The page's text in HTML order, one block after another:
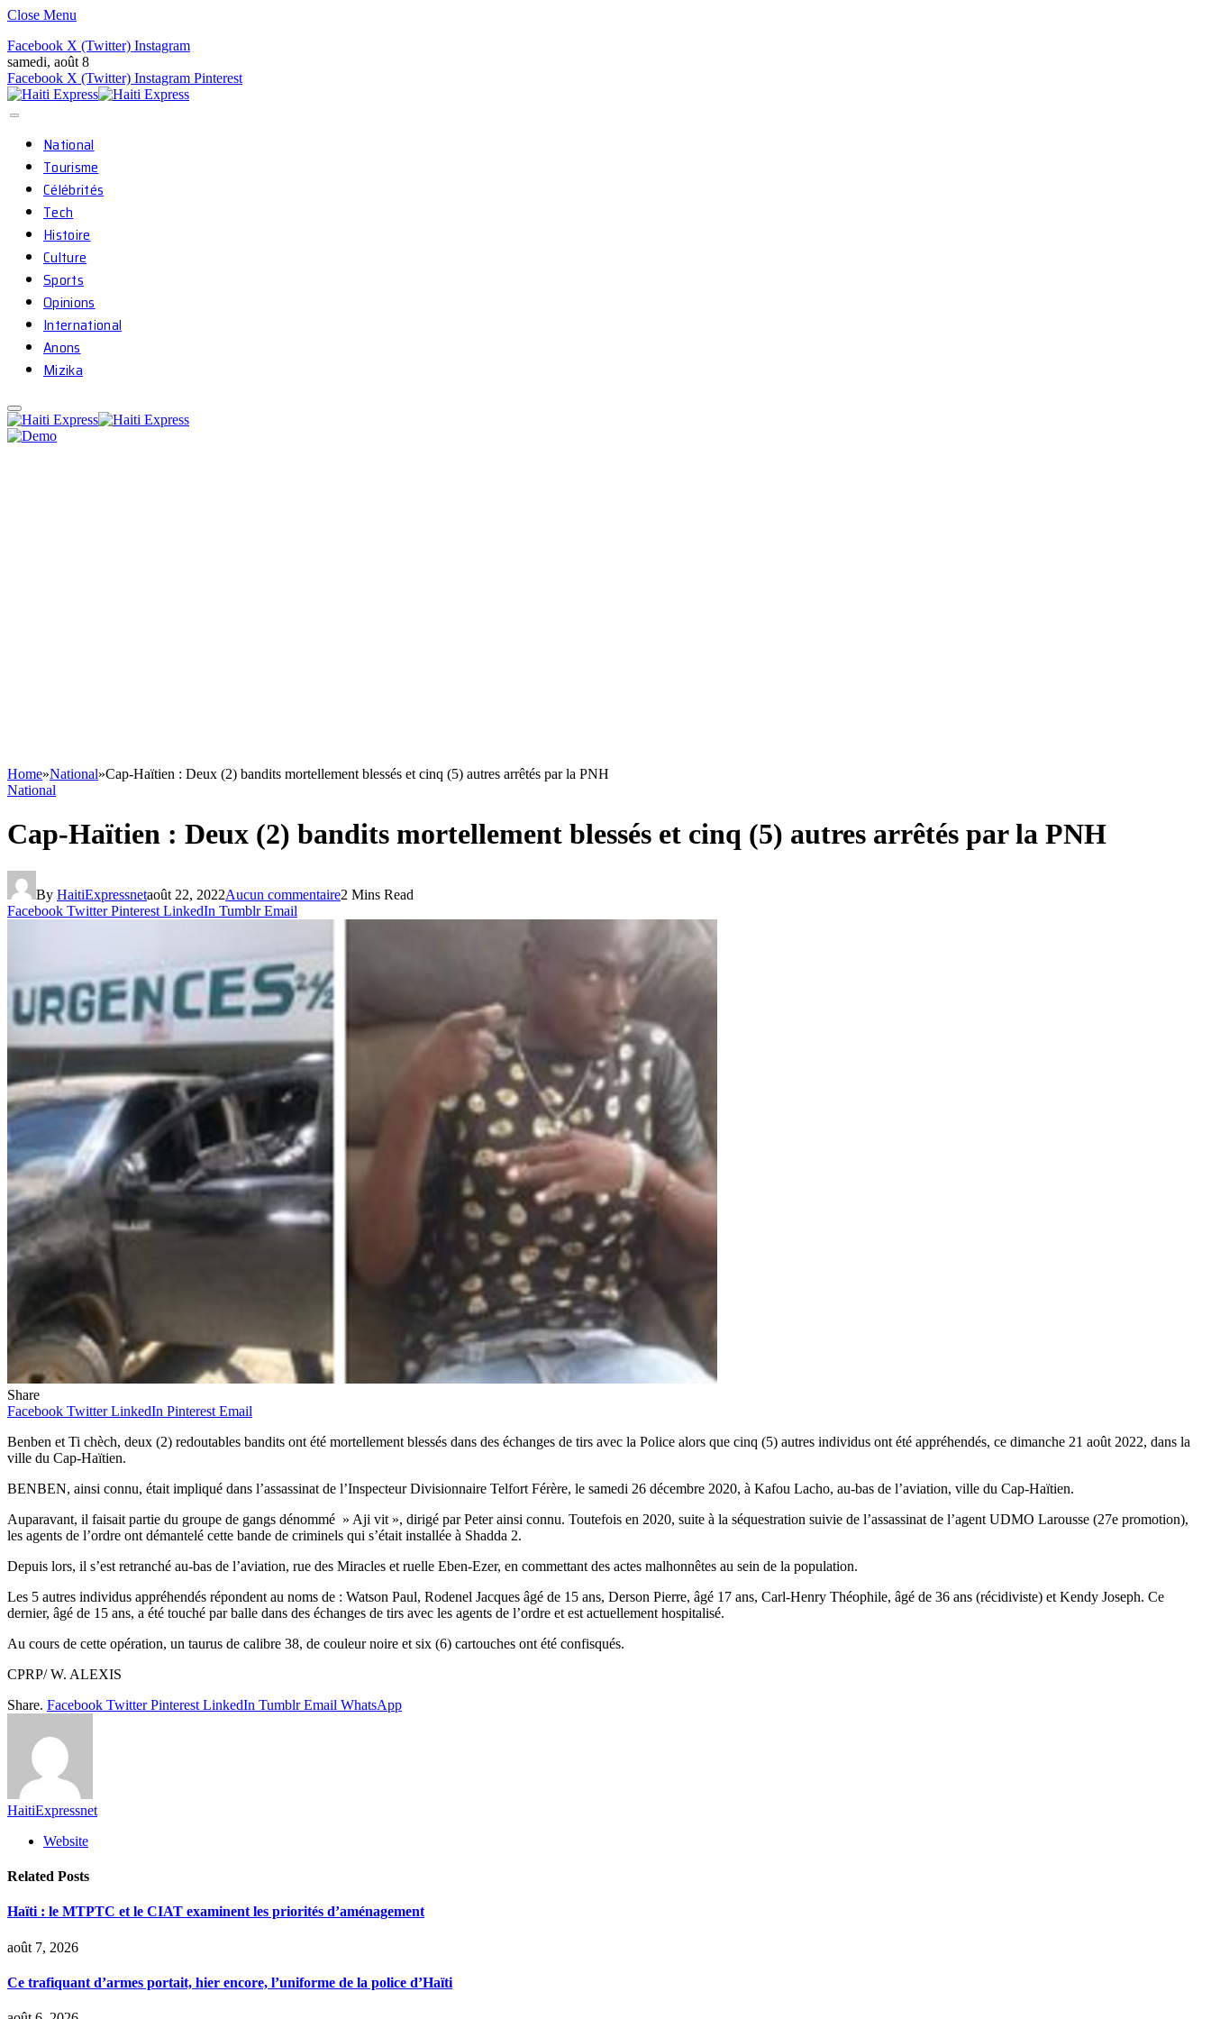
Close Menu
Facebook X (Twitter) Instagram
samedi, août 8
Facebook X (Twitter) Instagram Pinterest
National
Tourisme
Célébrités
Tech
Histoire
Culture
Sports
Opinions
International
Anons
Mizika
Home»National»Cap-Haïtien : Deux (2) bandits mortellement blessés et cinq (5) autres arrêtés par la PNH
National
Cap-Haïtien : Deux (2) bandits mortellement blessés et cinq (5) autres arrêtés par la PNH
By HaitiExpressnetaoût 22, 2022Aucun commentaire2 Mins Read
Facebook Twitter Pinterest LinkedIn Tumblr Email
Share
Facebook Twitter LinkedIn Pinterest Email
Benben et Ti chèch, deux (2) redoutables bandits ont été mortellement blessés dans des échanges de tirs avec la Police alors que cinq (5) autres individus ont été appréhendés, ce dimanche 21 août 2022, dans la
ville du Cap-Haïtien.
BENBEN, ainsi connu, était impliqué dans l’assassinat de l’Inspecteur Divisionnaire Telfort Férère, le samedi 26 décembre 2020, à Kafou Lacho, au-bas de l’aviation, ville du Cap-Haïtien.
Auparavant, il faisait partie du groupe de gangs dénommé » Aji vit », dirigé par Peter ainsi connu. Toutefois en 2020, suite à la séquestration suivie de l’assassinat de l’agent UDMO Larousse (27e promotion),
les agents de l’ordre ont démantelé cette bande de criminels qui s’était installée à Shadda 2.
Depuis lors, il s’est retranché au-bas de l’aviation, rue des Miracles et ruelle Eben-Ezer, en commettant des actes malhonnêtes au sein de la population.
Les 5 autres individus appréhendés répondent au noms de : Watson Paul, Rodenel Jacques âgé de 15 ans, Derson Pierre, âgé 17 ans, Carl-Henry Théophile, âgé de 36 ans (récidiviste) et Kendy Joseph. Ce
dernier, âgé de 15 ans, a été touché par balle dans des échanges de tirs avec les agents de l’ordre et est actuellement hospitalisé.
Au cours de cette opération, un taurus de calibre 38, de couleur noire et six (6) cartouches ont été confisqués.
CPRP/ W. ALEXIS
Share. Facebook Twitter Pinterest LinkedIn Tumblr Email WhatsApp
HaitiExpressnet
Website
Related Posts
Haïti : le MTPTC et le CIAT examinent les priorités d’aménagement
août 7, 2026
Ce trafiquant d’armes portait, hier encore, l’uniforme de la police d’Haïti